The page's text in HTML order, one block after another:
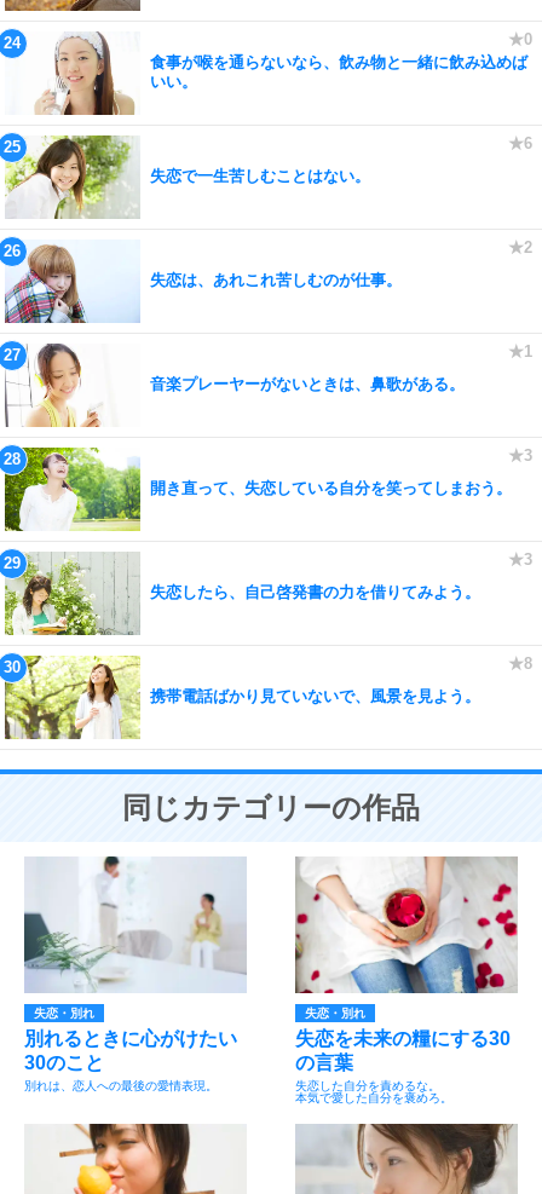
食事が喉を通らないなら、飲み物と一緒に飲み込めば
いい。
失恋で一生苦しむことはない。
失恋は、あれこれ苦しむのが仕事。
音楽プレーヤーがないときは、鼻歌がある。
開き直って、失恋している自分を笑ってしまおう。
失恋したら、自己啓発書の力を借りてみよう。
携帯電話ばかり見ていないで、風景を見よう。
同じカテゴリーの作品
失恋・別れ
別れるときに心がけたい
30のこと
別れは、恋人への最後の愛情表現。
失恋・別れ
失恋を未来の糧にする30
の言葉
失恋した自分を責めるな。
本気で愛した自分を褒めろ。